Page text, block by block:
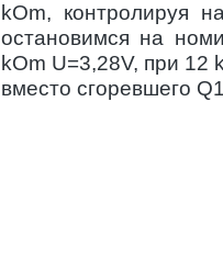
kOm, контролируя
остановимся на
kOm U=3,28V, при 12
вместо сгоревшего